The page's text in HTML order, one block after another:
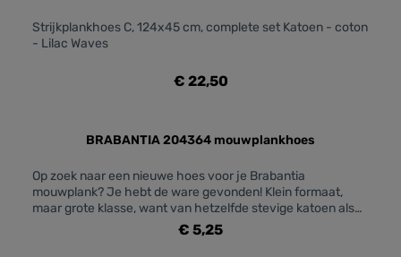
Strijkplankhoes C, 124x45 cm, complete set Katoen - coton
- Lilac Waves
€ 22,50
BRABANTIA 204364 mouwplankhoes
Op zoek naar een nieuwe hoes voor je Brabantia
mouwplank? Je hebt de ware gevonden! Klein formaat,
maar grote klasse, want van hetzelfde stevige katoen als
de rest van onze hoezen. En ook nog eens voordelig: je
hoeft je schuimrubberen onderlaag niet te vervangen als
€ 5,25